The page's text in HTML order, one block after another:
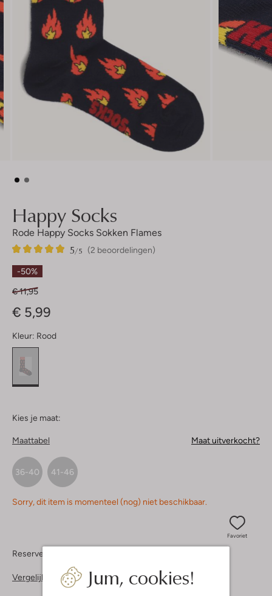
Jum, cookies!
Happy Socks
Rode Happy Socks Sokken Flames
(2 beoordelingen)
5/5
2
5
Sterren
-50%
€ 11,95
€ 5,99
Kleur: Rood
Kies je maat:
Maattabel Maat uitverkocht?
36-40 41-46
Sorry, dit item is momenteel (nog) niet beschikbaar.
Favoriet
Reserveer direct in een van onze 37 boutiques
Vergelijkbare items